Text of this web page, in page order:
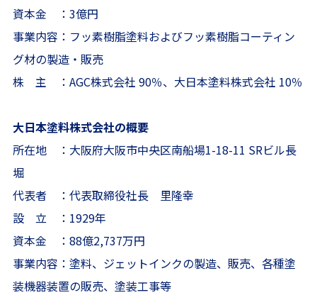
資本金 ：3億円
事業内容：フッ素樹脂塗料およびフッ素樹脂コーティン
グ材の製造・販売
株 主 ：AGC株式会社 90％、大日本塗料株式会社 10％
大日本塗料株式会社の概要
所在地 ：大阪府大阪市中央区南船場1-18-11 SRビル長
堀
代表者 ：代表取締役社長 里隆幸
設 立 ：1929年
資本金 ：88億2,737万円
事業内容：塗料、ジェットインクの製造、販売、各種塗
装機器装置の販売、塗装工事等